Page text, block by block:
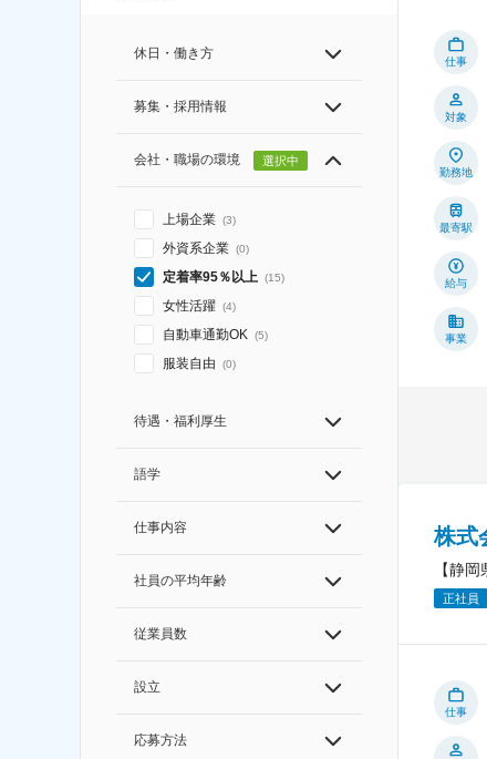
休日・働き方
募集・採用情報
会社・職場の環境 選択中
上場企業 (3)
外資系企業 (0)
定着率95％以上 (15)
女性活躍 (4)
自動車通勤OK (5)
服装自由 (0)
待遇・福利厚生
語学
仕事内容
社員の平均年齢
従業員数
設立
応募方法
仕事
対象
勤務地
最寄駅
給与
事業
株式
【静
正社員
仕事